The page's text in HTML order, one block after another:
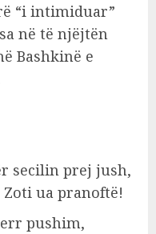
“i intimiduar”
në të njëjtën
Bashkinë e
secilin prej jush,
ua pranoftë!
pushim,